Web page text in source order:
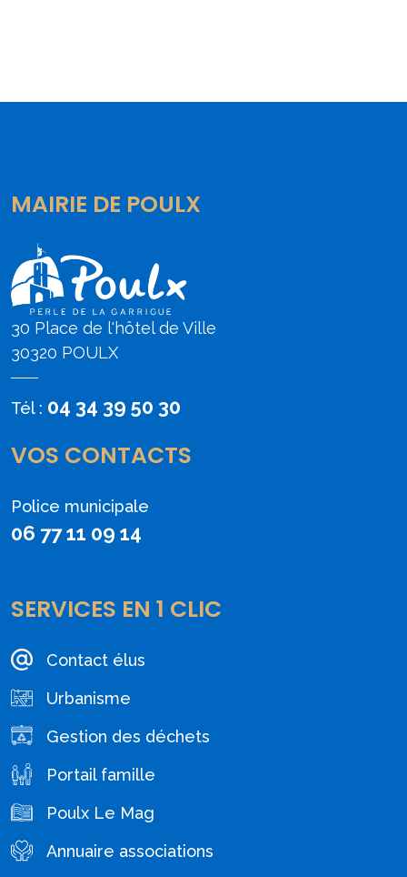
MAIRIE DE POULX
30 Place de l'hôtel de Ville
30320 POULX
Tél : 04 34 39 50 30
VOS CONTACTS
Police municipale
06 77 11 09 14
SERVICES EN 1 CLIC
Contact élus
Urbanisme
Gestion des déchets
Portail famille
Poulx Le Mag
Annuaire associations